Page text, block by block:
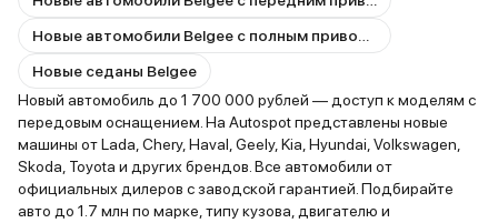
Новые седаны Belgee
Новый автомобиль до 1 700 000 рублей — доступ к моделям с
передовым оснащением. На Autospot представлены новые
машины от Lada, Chery, Haval, Geely, Kia, Hyundai, Volkswagen,
Skoda, Toyota и других брендов. Все автомобили от
официальных дилеров с заводской гарантией. Подбирайте
авто до 1.7 млн по марке, типу кузова, двигателю и